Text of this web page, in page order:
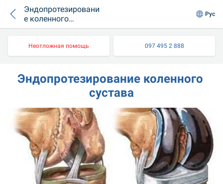
Эндопротезировани
е коленного
сустава
Рус
Неотложная помощь 097 495 2 888
Эндопротезирование коленного
сустава